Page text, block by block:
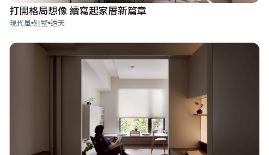
打開格局想像 續寫起家厝新篇章
現代風 別墅 透天